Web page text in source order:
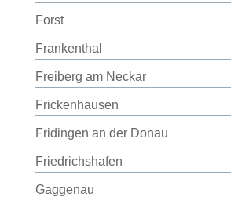
Forst
Frankenthal
Freiberg am Neckar
Frickenhausen
Fridingen an der Donau
Friedrichshafen
Gaggenau